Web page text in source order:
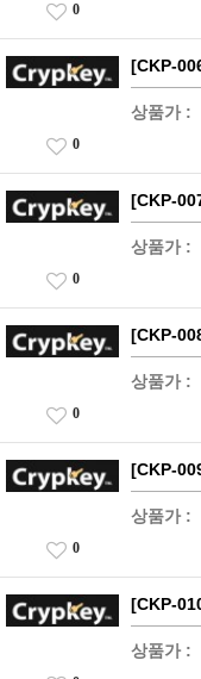
0
[CKP-
상품가 :
0
[CKP-
상품가 :
0
[CKP-
상품가 :
0
[CKP-
상품가 :
0
[CKP-
상품가 :